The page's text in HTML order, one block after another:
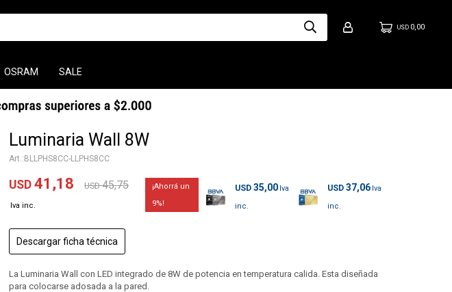
OSRAM SALE
USD 0,00
Luminaria Wall 8W
BLLPHS8CC-LLPHS8CC
USD 41,18 USD 45,75
9
USD 35,00 USD 37,06
Descargar ficha técnica
La Luminaria Wall con LED integrado de 8W de potencia en temperatura calida. Esta diseñada
para colocarse adosada a la pared.